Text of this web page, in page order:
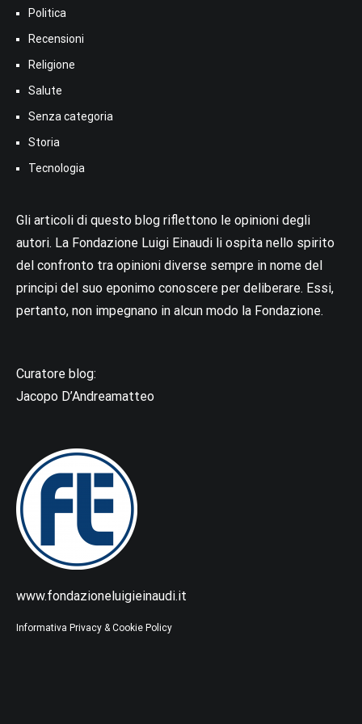
Politica
Recensioni
Religione
Salute
Senza categoria
Storia
Tecnologia
Gli articoli di questo blog riflettono le opinioni degli
autori. La Fondazione Luigi Einaudi li ospita nello spirito
del confronto tra opinioni diverse sempre in nome del
principi del suo eponimo conoscere per deliberare. Essi,
pertanto, non impegnano in alcun modo la Fondazione.
Curatore blog:
Jacopo D’Andreamatteo
www.fondazioneluigieinaudi.it
Informativa Privacy & Cookie Policy